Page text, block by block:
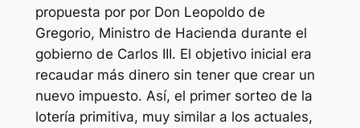
propuesta por por Don Leopoldo de
Gregorio, Ministro de Hacienda durante el
gobierno de Carlos III. El objetivo inicial era
recaudar más dinero sin tener que crear un
nuevo impuesto. Así, el primer sorteo de la
lotería primitiva, muy similar a los actuales,